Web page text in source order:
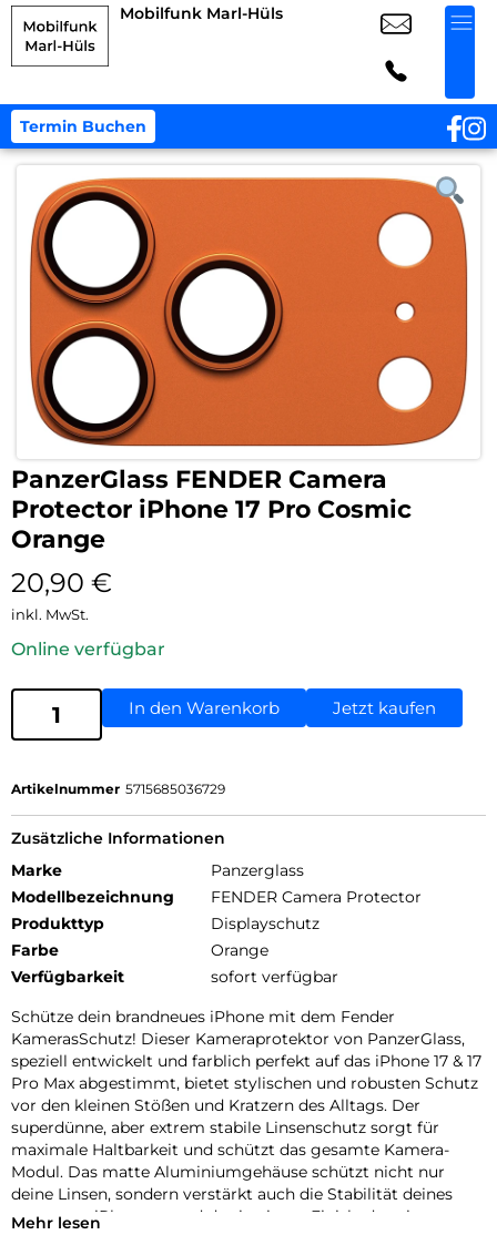
Mobilfunk Marl-Hüls
Termin Buchen
PanzerGlass FENDER Camera
Protector iPhone 17 Pro Cosmic
Orange
20,90 €
inkl. MwSt.
Online verfügbar
In den Warenkorb Jetzt kaufen
Artikelnummer 5715685036729
Zusätzliche Informationen
Marke
Panzerglass
Modellbezeichnung
FENDER Camera Protector
Produkttyp
Displayschutz
Farbe
Orange
Verfügbarkeit
sofort verfügbar
Schütze dein brandneues iPhone mit dem Fender
KamerasSchutz! Dieser Kameraprotektor von PanzerGlass,
speziell entwickelt und farblich perfekt auf das iPhone 17 & 17
Pro Max abgestimmt, bietet stylischen und robusten Schutz
vor den kleinen Stößen und Kratzern des Alltags. Der
superdünne, aber extrem stabile Linsenschutz sorgt für
maximale Haltbarkeit und schützt das gesamte Kamera-
Modul. Das matte Aluminiumgehäuse schützt nicht nur
deine Linsen, sondern verstärkt auch die Stabilität deines
gesamten iPhones – und das in einem Finish, das nie
Mehr lesen